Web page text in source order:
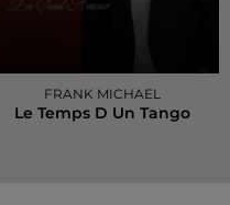
FRANK MICHAEL
Le Temps D Un Tango